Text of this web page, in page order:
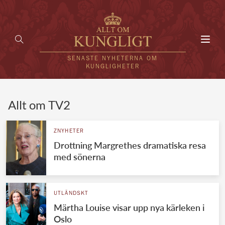
SENASTE NYHETERNA OM
KUNGLIGHETER
UTLÄNDSKT
VÄRLDENS KUNGAHUS
Svenska kungahuset
Allt om TV2
ZNYHETER
Drottning Margrethes dramatiska resa
med sönerna
UTLÄNDSKT
Märtha Louise visar upp nya kärleken i
Oslo